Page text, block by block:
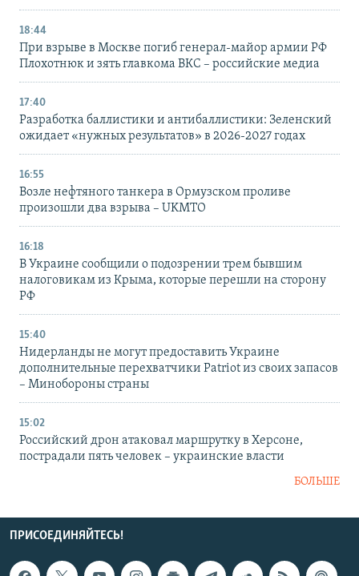
18:44
При взрыве в Москве погиб генерал-майор армии РФ
Плохотнюк и зять главкома ВКС – российские медиа
17:40
Разработка баллистики и антибаллистики: Зеленский
ожидает «нужных результатов» в 2026-2027 годах
16:55
Возле нефтяного танкера в Ормузском проливе
произошли два взрыва – UKMTO
16:18
В Украине сообщили о подозрении трем бывшим
налоговикам из Крыма, которые перешли на сторону
РФ
15:40
Нидерланды не могут предоставить Украине
дополнительные перехватчики Patriot из своих запасов
– Минобороны страны
15:02
Российский дрон атаковал маршрутку в Херсоне,
пострадали пять человек – украинские власти
БОЛЬШЕ
ПРИСОЕДИНЯЙТЕСЬ!